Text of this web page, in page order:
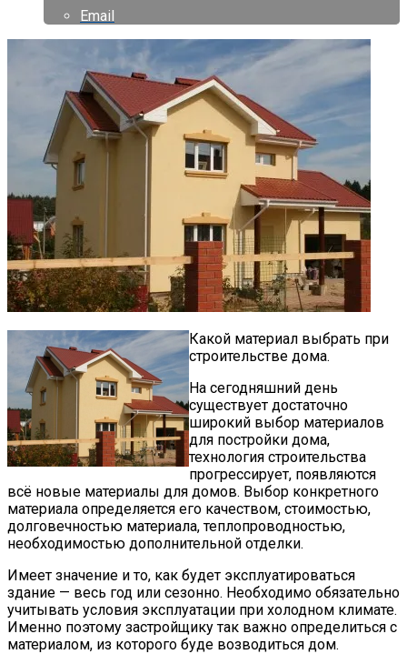
Email
Какой материал выбрать при
строительстве дома.
На сегодняшний день
существует достаточно
широкий выбор материалов
для постройки дома,
технология строительства
прогрессирует, появляются
всё новые материалы для домов. Выбор конкретного
материала определяется его качеством, стоимостью,
долговечностью материала, теплопроводностью,
необходимостью дополнительной отделки.
Имеет значение и то, как будет эксплуатироваться
здание — весь год или сезонно. Необходимо обязательно
учитывать условия эксплуатации при холодном климате.
Именно поэтому застройщику так важно определиться с
материалом, из которого буде возводиться дом.